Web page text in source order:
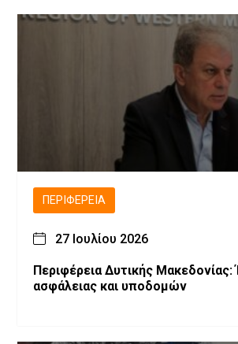
ΠΕΡΙΦΈΡΕΙΑ
27 Ιουλίου 2026
Περιφέρεια Δυτικής Μακεδονίας:
ασφάλειας και υποδομών